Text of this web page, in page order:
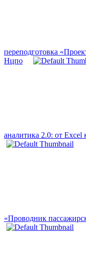
переподготовка
Нцпо
аналитика 2.0: от Excel
«Проводник